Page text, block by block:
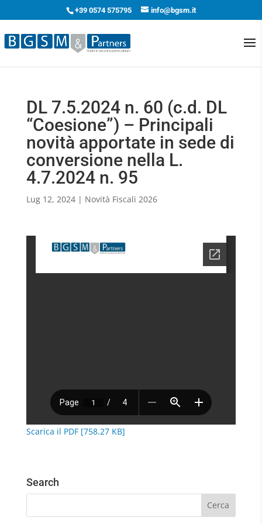
+39 0574 575795 info@bgsm.it
DL 7.5.2024 n. 60 (c.d. DL
“Coesione”) – Principali
novità apportate in sede di
conversione nella L.
4.7.2024 n. 95
Lug 12, 2024| Novità Fiscali 2026
Scarica il PDF [758.27 KB]
Search